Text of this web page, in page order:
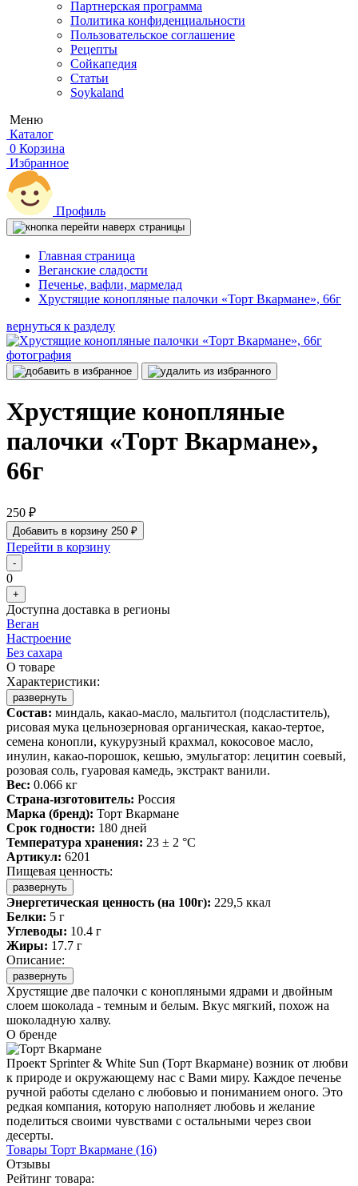
Партнерская программа
Политика конфиденциальности
Пользовательское соглашение
Рецепты
Сойкапедия
Статьи
Soykaland
Меню
Каталог
0 Корзина
Избранное
Профиль
Главная страница
Веганские сладости
Печенье, вафли, мармелад
Хрустящие конопляные палочки «Торт Вкармане», 66г
вернуться к разделу
Хрустящие конопляные
палочки «Торт Вкармане»,
66г
250 ₽
Добавить в корзину 250 ₽
Перейти в корзину
-
0
+
Доступна доставка в регионы
Веган
Настроение
Без сахара
О товаре
Характеристики:
развернуть
Состав: миндаль, какао-масло, мальтитол (подсластитель),
рисовая мука цельнозерновая органическая, какао-тертое,
семена конопли, кукурузный крахмал, кокосовое масло,
инулин, какао-порошок, кешью, эмульгатор: лецитин соевый,
розовая соль, гуаровая камедь, экстракт ванили.
Вес: 0.066 кг
Страна-изготовитель: Россия
Марка (бренд): Торт Вкармане
Срок годности: 180 дней
Температура хранения: 23 ± 2 °C
Артикул: 6201
Пищевая ценность:
развернуть
Энергетическая ценность (на 100г): 229,5 ккал
Белки: 5 г
Углеводы: 10.4 г
Жиры: 17.7 г
Описание:
развернуть
Хрустящие две палочки с конопляными ядрами и двойным
слоем шоколада - темным и белым. Вкус мягкий, похож на
шоколадную халву.
О бренде
Проект Sprinter & White Sun (Торт Вкармане) возник от любви
к природе и окружающему нас с Вами миру. Каждое печенье
ручной работы сделано с любовью и пониманием оного. Это
редкая компания, которую наполняет любовь и желание
поделиться своими чувствами с остальными через свои
десерты.
Товары Торт Вкармане (16)
Отзывы
Рейтинг товара: